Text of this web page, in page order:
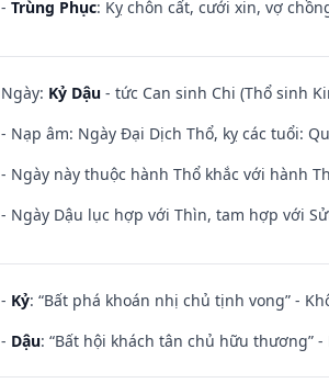
- Trùng Phục: Kỵ chôn cất, cưới xin, vợ
Ngày: Kỷ Dậu - tức Can sinh Chi (Thổ sinh
- Nạp âm: Ngày Đại Dịch Thổ, kỵ các tuổi:
- Ngày này thuộc hành Thổ khắc với hành
- Ngày Dậu lục hợp với Thìn, tam hợp với
- Kỷ: “Bất phá khoán nhị chủ tịnh vong” -
- Dậu: “Bất hội khách tân chủ hữu thương”